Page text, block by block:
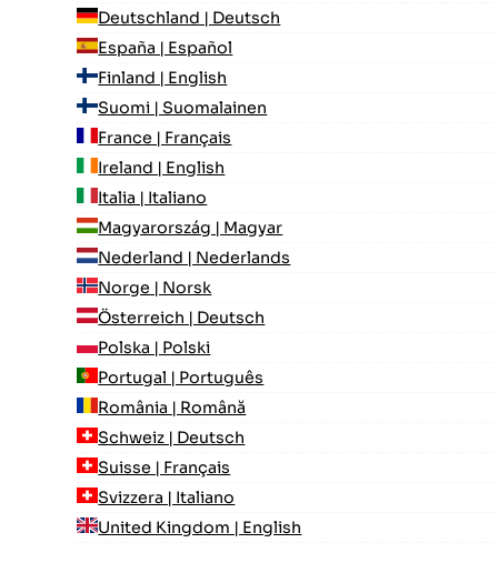
Deutschland | Deutsch
España | Español
Finland | English
Suomi | Suomalainen
France | Français
Ireland | English
Italia | Italiano
Magyarország | Magyar
Nederland | Nederlands
Norge | Norsk
Österreich | Deutsch
Polska | Polski
Portugal | Português
România | Română
Schweiz | Deutsch
Suisse | Français
Svizzera | Italiano
United Kingdom | English